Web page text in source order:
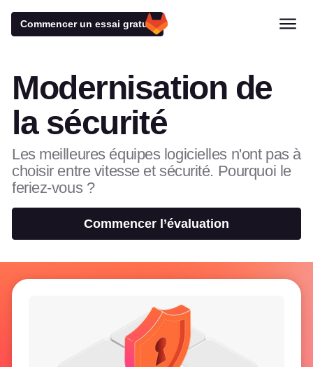
Commencer un essai gratuit
Modernisation de
la sécurité
Les meilleures équipes logicielles n'ont pas à
choisir entre vitesse et sécurité. Pourquoi le
feriez-vous ?
Commencer l’évaluation